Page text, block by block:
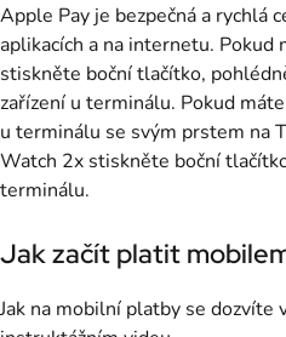
Apple Pay je bezpečná a rychlá
aplikacích a na internetu. Pokud
stiskněte boční tlačítko,
zařízení u terminálu. Pokud
u terminálu se svým prstem na
Watch 2x stiskněte boční
terminálu.
Jak začít platit
Jak na mobilní platby se dozvíte